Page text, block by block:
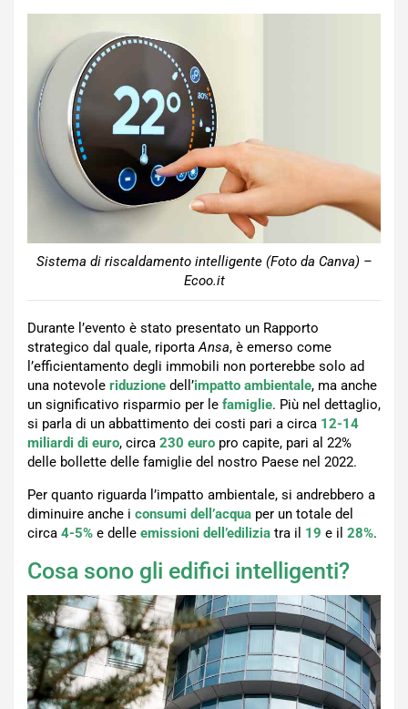
Sistema di riscaldamento intelligente (Foto da Canva) –
Ecoo.it
Durante l’evento è stato presentato un Rapporto
strategico dal quale, riportaAnsa, è emerso come
l’efficientamento degli immobili non porterebbe solo ad
una notevole riduzione dell’impatto ambientale, ma anche
un significativo risparmio per le famiglie. Più nel dettaglio,
si parla di un abbattimento dei costi pari a circa 12-14
miliardi di euro, circa 230 euro pro capite, pari al 22%
delle bollette delle famiglie del nostro Paese nel 2022.
Per quanto riguarda l’impatto ambientale, si andrebbero a
diminuire anche i consumi dell’acqua per un totale del
circa 4-5% e delle emissioni dell’edilizia tra il 19 e il 28%.
Cosa sono gli edifici intelligenti?